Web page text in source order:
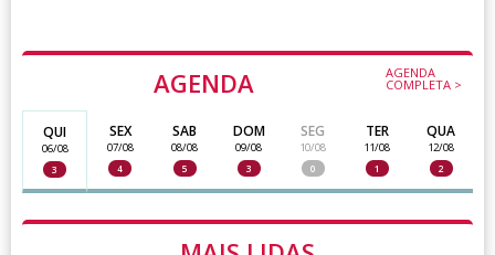
AGENDA AGENDA
COMPLETA >
QUI
06/08
3
SEX
07/08
4
SAB
08/08
5
DOM
09/08
3
SEG
10/08
0
TER
11/08
1
QUA
12/08
2